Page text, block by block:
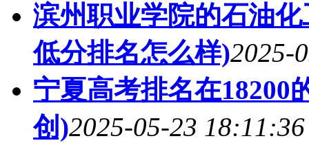
滨州职业学院的石油
低分排名怎么样)2025-
宁夏高考排名在18200
创)2025-05-23 18:11:36